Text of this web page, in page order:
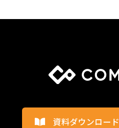
資料ダウンロード